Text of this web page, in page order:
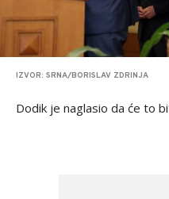
IZVOR: SRNA/BORISLAV ZDRINJA
Dodik je naglasio da će to